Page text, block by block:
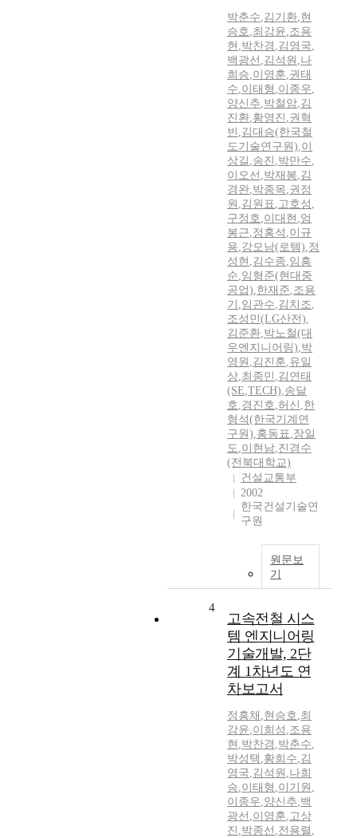
박춘수,김기환,현
승호,최강윤,조용
현 ,박찬경 ,김영국,
백광선 ,김석원 ,나
희승,이영훈,권태
수,이태형 ,이종우,
양신추,박철암,김
진환,황영진 ,권혁
빈 ,김대승(한국철
도기술연구원),이
상길 ,송진 ,박만수,
이오선 ,박재봉,김
경완,박종목,권정
원 ,김원표,고호성 ,
구정호,이대현 ,엄
봉근,정홍석 ,이규
용,강모남(로템),정
성현 ,김수종,임흥
순,임형준(현대중
공업),한재준,조용
기 ,임관수,김치조,
조성민(LG산전),
김준환,박노철(대
우엔지니어링),박
영원 ,김진훈,유일
상,최종민 ,김연태
(SE,TECH),송달
호,경진호,허신 ,한
형석(한국기계연
구원),홍동표,장일
도,이현남,진경수
(전북대학교)
건설교통부
2002
한국건설기술연
구원
원문보
기
4
고속전철 시스
템 엔지니어링
기술개발, 2단
계 1차년도 연
차보고서
정흥채 ,현승호,최
강윤,이희성 ,조용
현 ,박찬경 ,박춘수,
박성택 ,황희수,김
영국,김석원 ,나희
승,이태형 ,이기원 ,
이종우,양신추,백
광선 ,이영훈,고상
진 ,박종선 ,전용렬 ,